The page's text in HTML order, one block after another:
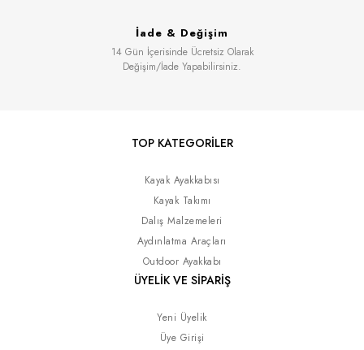
İade & Değişim
14 Gün İçerisinde Ücretsiz Olarak
Değişim/İade Yapabilirsiniz.
TOP KATEGORİLER
Kayak Ayakkabısı
Kayak Takımı
Dalış Malzemeleri
Aydınlatma Araçları
Outdoor Ayakkabı
ÜYELİK VE SİPARİŞ
Yeni Üyelik
Üye Girişi